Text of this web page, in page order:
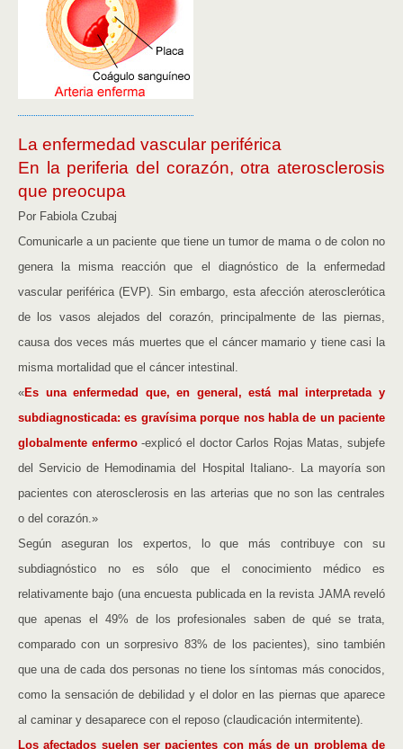
La enfermedad vascular periférica
En la periferia del corazón, otra aterosclerosis
que preocupa
Por Fabiola Czubaj
Comunicarle a un paciente que tiene un tumor de mama o de colon no
genera la misma reacción que el diagnóstico de la enfermedad
vascular periférica (EVP). Sin embargo, esta afección aterosclerótica
de los vasos alejados del corazón, principalmente de las piernas,
causa dos veces más muertes que el cáncer mamario y tiene casi la
misma mortalidad que el cáncer intestinal.
«Es una enfermedad que, en general, está mal interpretada y
subdiagnosticada: es gravísima porque nos habla de un paciente
globalmente enfermo-explicó el doctor Carlos Rojas Matas, subjefe
del Servicio de Hemodinamia del Hospital Italiano-. La mayoría son
pacientes con aterosclerosis en las arterias que no son las centrales
o del corazón.»
Según aseguran los expertos, lo que más contribuye con su
subdiagnóstico no es sólo que el conocimiento médico es
relativamente bajo (una encuesta publicada en la revista JAMA reveló
que apenas el 49% de los profesionales saben de qué se trata,
comparado con un sorpresivo 83% de los pacientes), sino también
que una de cada dos personas no tiene los síntomas más conocidos,
como la sensación de debilidad y el dolor en las piernas que aparece
al caminar y desaparece con el reposo (claudicación intermitente).
Los afectados suelen ser pacientes con más de un problema de